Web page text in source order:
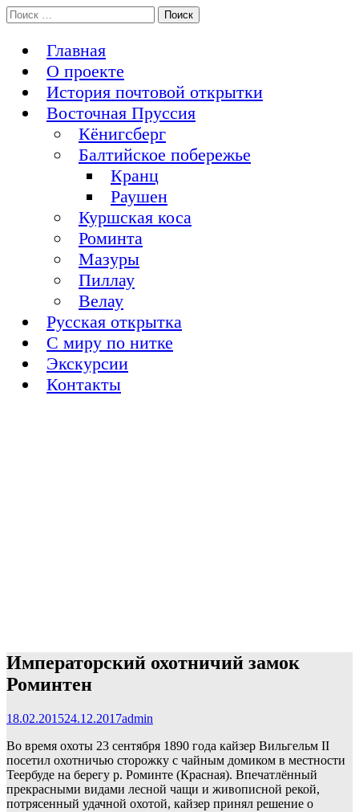
Перейти
к
История Восточной Пруссии в почтовых открытках и не
Поиск:
Главная
О проекте
История почтовой открытки
Восточная Пруссия
Кёнигсберг
Балтийское побережье
Кранц
Раушен
Куршская коса
Роминта
Мазуры
Пиллау
Велау
Русская открытка
С миру по нитке
Экскурсии
Контакты
Императорский охотничий замок
Роминтен
18.02.201524.12.2017admin
Во время охоты 23 сентября 1890 года кайзер Вильгельм II
посетил охотничью сторожку с чайным домиком в местности
Теербуде на берегу р. Роминте (Красная). Впечатлённый
прекрасными видами лесной чащи и живописной рекой,
потрясенный удачной охотой, кайзер принял решение о